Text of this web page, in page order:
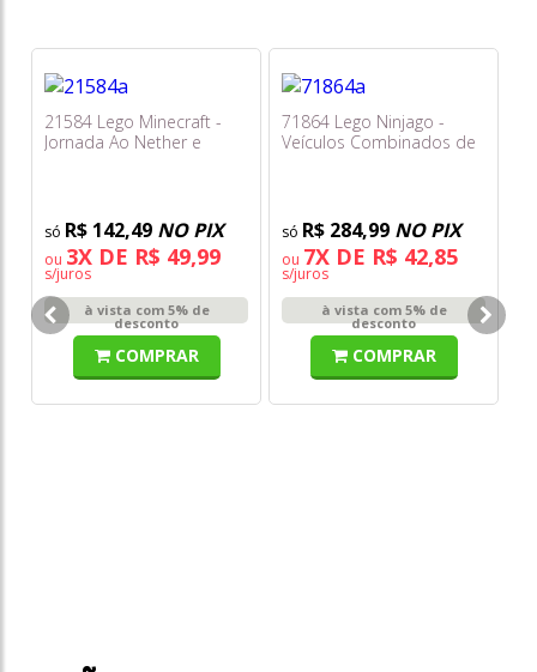
21584 Lego Minecraft -
Jornada Ao Nether e
R$ 142,49 NO PIX
ou 3X DE R$ 49,99
s/juros
à vista com 5% de
desconto
COMPRAR
71864 Lego Ninjago -
Veículos Combinados de
R$ 284,99 NO PIX
ou 7X DE R$ 42,85
s/juros
à vista com 5% de
desconto
COMPRAR